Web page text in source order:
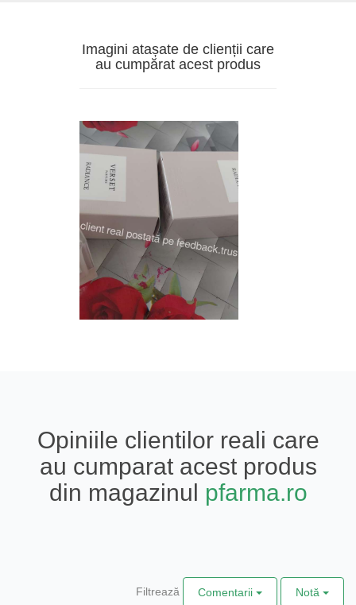
Imagini atașate de clienții care
au cumpărat acest produs
Opiniile clientilor reali care
au cumparat acest produs
din magazinul pfarma.ro
Filtrează Comentarii Notă